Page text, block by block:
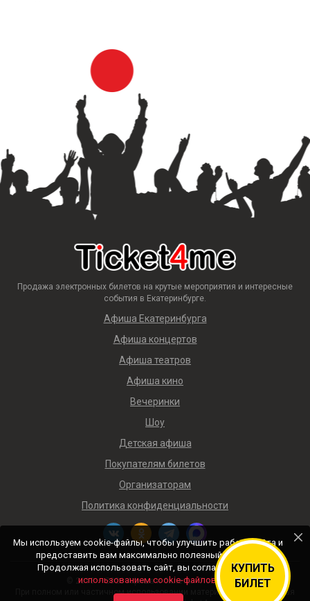
КУПИТЬ
БИЛЕТ
Продажа электронных билетов на крутые мероприятия и интересные
события в Екатеринбурге.
Афиша Екатеринбурга
Афиша концертов
Афиша театров
Афиша кино
Вечеринки
Шоу
Детская афиша
Покупателям билетов
Организаторам
Политика конфиденциальности
© 2018 — 2026 Афиша и билеты «Ticket4me»
При полном или частичном использовании материалов сайта прямая
Мы используем cookie-файлы, чтобы улучшить работу сайта и
предоставить вам максимально полезный контент.
Продолжая использовать сайт, вы соглашаетесь с
использованием cookie-файлов.